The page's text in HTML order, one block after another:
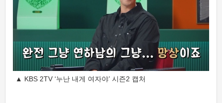
▲ KBS 2TV ‘누난 내게 여자야’ 시즌2 캡처